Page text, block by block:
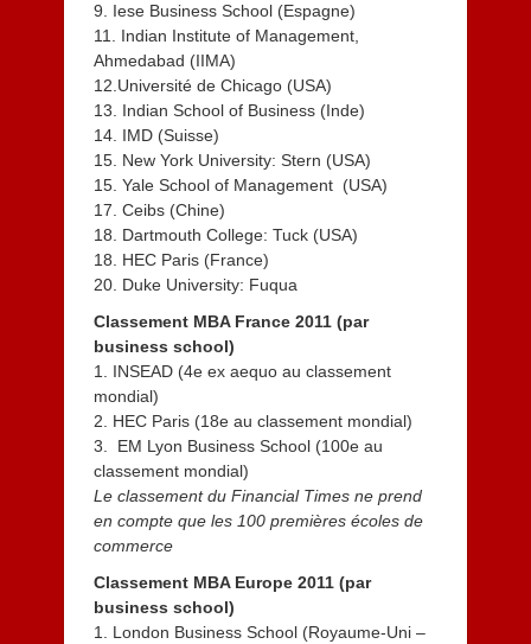
9. Iese Business School (Espagne)
11. Indian Institute of Management,
Ahmedabad (IIMA)
12.Université de Chicago (USA)
13. Indian School of Business (Inde)
14. IMD (Suisse)
15. New York University: Stern (USA)
15. Yale School of Management (USA)
17. Ceibs (Chine)
18. Dartmouth College: Tuck (USA)
18. HEC Paris (France)
20. Duke University: Fuqua
Classement MBA France 2011 (par
business school)
1. INSEAD (4e ex aequo au classement
mondial)
2. HEC Paris (18e au classement mondial)
3. EM Lyon Business School (100e au
classement mondial)
Le classement du Financial Times ne prend
en compte que les 100 premières écoles de
commerce
Classement MBA Europe 2011 (par
business school)
1. London Business School (Royaume-Uni –